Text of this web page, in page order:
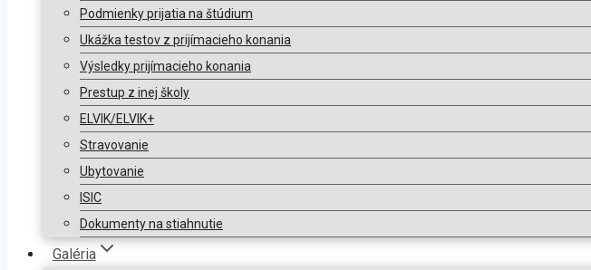
Podmienky prijatia na štúdium
Ukážka testov z prijímacieho konania
Výsledky prijímacieho konania
Prestup z inej školy
ELVIK/ELVIK+
Stravovanie
Ubytovanie
ISIC
Dokumenty na stiahnutie
Galéria